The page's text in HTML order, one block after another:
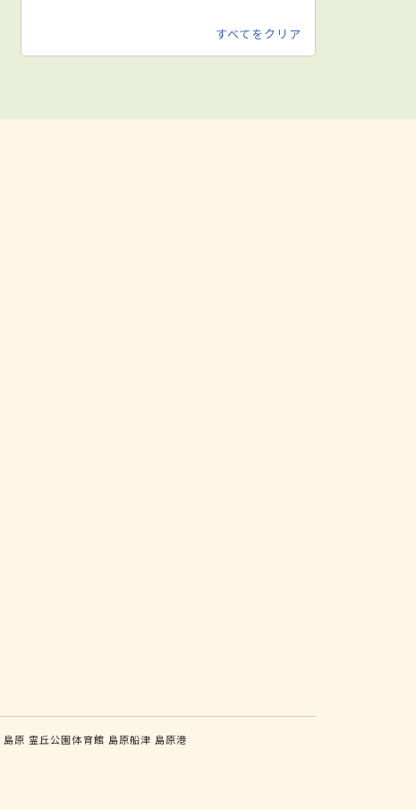
すべてをクリア
島原 霊丘公園体育館 島原船津 島原港